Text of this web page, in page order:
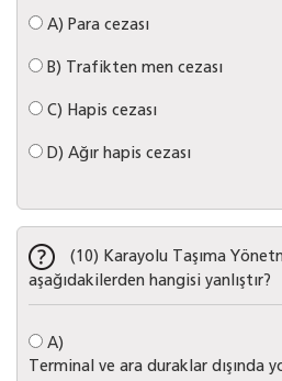
A) Para cezası
B) Trafikten men cezası
C) Hapis cezası
D) Ağır hapis cezası
(10) Karayolu Taşıma
aşağıdakilerden hangisi yanlıştır?
A)
Terminal ve ara duraklar dışında